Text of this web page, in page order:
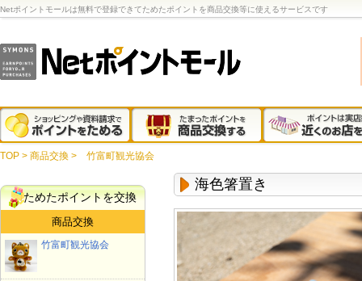
Netポイントモールは無料で登録できてためたポイントを商品交換等に使えるサービスです
TOP > 商品交換 > 竹富町観光協会
ためたポイントを交換
商品交換
竹富町観光協会
海色箸置き